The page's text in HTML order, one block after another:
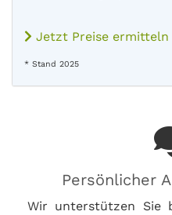
Jetzt Preise ermitteln
* Stand 2025
Persönlicher
Wir unterstützen Sie